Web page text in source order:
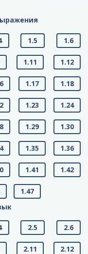
1.5 1.6
1.11 1.12
1.17 1.18
1.23 1.24
1.29 1.30
1.35 1.36
1.41 1.42
1.47
2.5 2.6
2.11 2.12